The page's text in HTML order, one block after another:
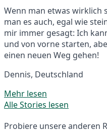
Wenn man etwas wirklich
man es auch, egal wie
mir immer gesagt: Ich
und von vorne starten,
einen neuen Weg gehen!
Dennis, Deutschland
Mehr lesen
Alle Stories lesen
Probiere unsere anderen